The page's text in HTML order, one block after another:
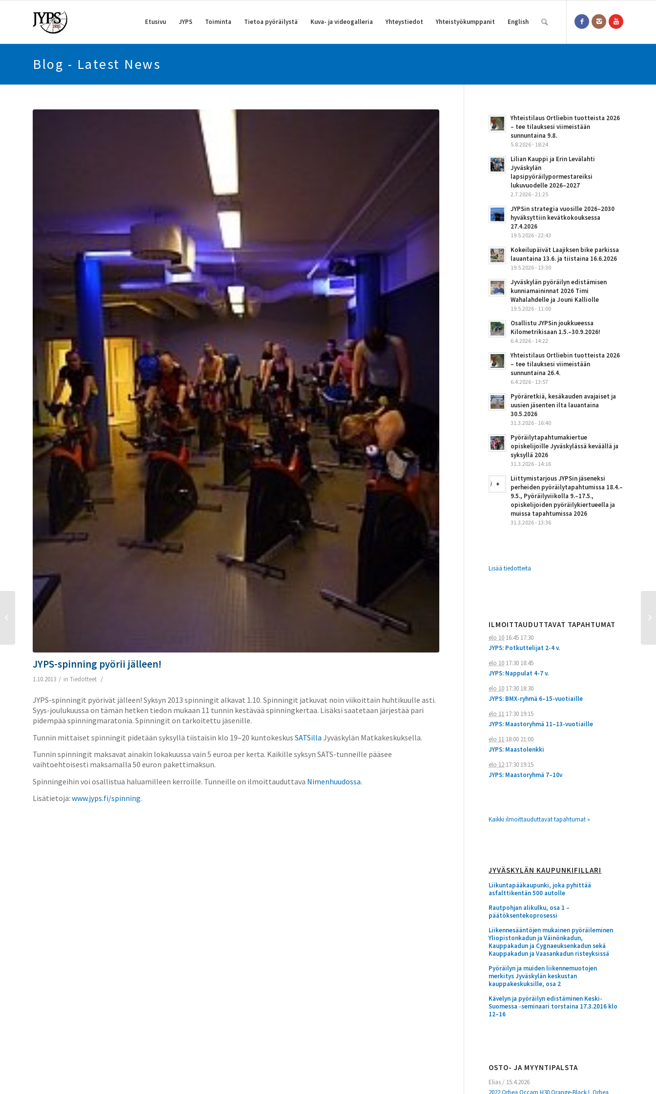
Etusivu JYPS Toiminta Tietoa pyöräilystä Kuva- ja videogalleria Yhteystiedot Yhteistyökumppanit English
Blog - Latest News
JYPS-spinning pyörii jälleen!
1.10.2013 / in Tiedotteet /
JYPS-spinningit pyörivät jälleen! Syksyn 2013 spinningit alkavat 1.10. Spinningit jatkuvat noin viikoittain huhtikuulle asti.
Syys-joulukuussa on tämän hetken tiedon mukaan 11 tunnin kestävää spinningkertaa. Lisäksi saatetaan järjestää pari
pidempää spinningmaratonia. Spinningit on tarkoitettu jäsenille.
Tunnin mittaiset spinningit pidetään syksyllä tiistaisin klo 19–20 kuntokeskus SATSilla Jyväskylän Matkakeskuksella.
Tunnin spinningit maksavat ainakin lokakuussa vain 5 euroa per kerta. Kaikille syksyn SATS-tunneille pääsee
vaihtoehtoisesti maksamalla 50 euron pakettimaksun.
Spinningeihin voi osallistua haluamilleen kerroille. Tunneille on ilmoittauduttava Nimenhuudossa.
Lisätietoja: www.jyps.fi/spinning.
Yhteistilaus Ortliebin tuotteista 2026
– tee tilauksesi viimeistään
sunnuntaina 9.8.
5.8.2026 - 18:24
Lilian Kauppi ja Erin Levälahti
Jyväskylän
lapsipyöräilypormestareiksi
lukuvuodelle 2026–2027
2.7.2026 - 21:25
JYPSin strategia vuosille 2026–2030
hyväksyttiin kevätkokouksessa
27.4.2026
19.5.2026 - 22:43
Kokeilupäivät Laajiksen bike parkissa
lauantaina 13.6. ja tiistaina 16.6.2026
19.5.2026 - 13:30
Jyväskylän pyöräilyn edistämisen
kunniamaininnat 2026 Timi
Wahalahdelle ja Jouni Kalliolle
19.5.2026 - 11:00
Osallistu JYPSin joukkueessa
Kilometrikisaan 1.5.–30.9.2026!
6.4.2026 - 14:22
Yhteistilaus Ortliebin tuotteista 2026
– tee tilauksesi viimeistään
sunnuntaina 26.4.
6.4.2026 - 13:57
Pyöräretkiä, kesäkauden avajaiset ja
uusien jäsenten ilta lauantaina
30.5.2026
31.3.2026 - 16:40
Pyöräilytapahtumakiertue
opiskelijoille Jyväskylässä keväällä ja
syksyllä 2026
31.3.2026 - 14:16
Liittymistarjous JYPSin jäseneksi
perheiden pyöräilytapahtumissa 18.4.–
9.5., Pyöräilyviikolla 9.–17.5.,
opiskelijoiden pyöräilykiertueella ja
muissa tapahtumissa 2026
31.3.2026 - 13:36
Lisää tiedotteita
ILMOITTAUDUTTAVAT TAPAHTUMAT
elo 10 16:45 17:30
JYPS: Potkuttelijat 2-4 v.
elo 10 17:30 18:45
JYPS: Nappulat 4-7 v.
elo 10 17:30 18:30
JYPS: BMX-ryhmä 6–15-vuotiaille
elo 11 17:30 19:15
JYPS: Maastoryhmä 11–13-vuotiaille
elo 11 18:00 21:00
JYPS: Maastolenkki
elo 12 17:30 19:15
JYPS: Maastoryhmä 7–10v
Kaikki ilmoittauduttavat tapahtumat »
JYVÄSKYLÄN KAUPUNKIFILLARI
Liikuntapääkaupunki, joka pyhittää
asfalttikentän 500 autolle
Rautpohjan alikulku, osa 1 –
päätöksentekoprosessi
Liikennesääntöjen mukainen pyöräileminen
Yliopistonkadun ja Väinönkadun,
Kauppakadun ja Cygnaeuksenkadun sekä
Kauppakadun ja Vaasankadun risteyksissä
Pyöräilyn ja muiden liikennemuotojen
merkitys Jyväskylän keskustan
kauppakeskuksille, osa 2
Kävelyn ja pyöräilyn edistäminen Keski-
Suomessa -seminaari torstaina 17.3.2016 klo
12–16
OSTO- JA MYYNTIPALSTA
Elias / 15.4.2026
2022 Orbea Occam H30 Orange-Black L Orbea
Sini Alusniemi
maratonmaastopyöräilyn